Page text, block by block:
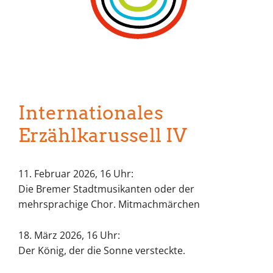
Internationales
Erzählkarussell IV
11. Februar 2026, 16 Uhr:
Die Bremer Stadtmusikanten oder der
mehrsprachige Chor. Mitmachmärchen
18. März 2026, 16 Uhr:
Der König, der die Sonne versteckte.